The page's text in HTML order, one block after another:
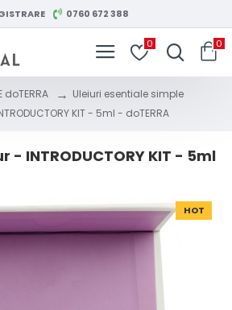
0760 672 388
0 0
doTERRA
Uleiuri esentiale simple
KIT - 5ml - doTERRA
- INTRODUCTORY KIT - 5ml
HOT